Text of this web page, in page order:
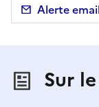
Alerte email
Sur